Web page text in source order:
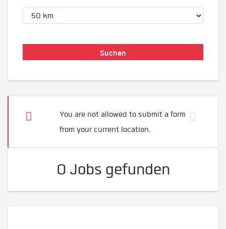
You are not allowed to submit a form
from your current location.
0 Jobs gefunden